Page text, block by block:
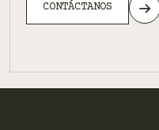
CONTÁCTANOS